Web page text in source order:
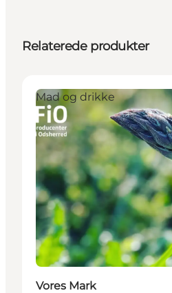
Relaterede produkter
Mad og drikke
Vores Mark